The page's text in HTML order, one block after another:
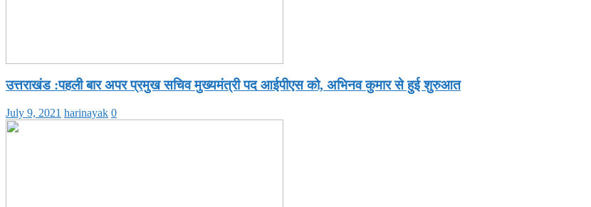
उत्तराखंड :पहली बार अपर प्रमुख सचिव मुख्यमंत्री पद आईपीएस को, अभिनव कुमार से हुई शुरुआत
July 9, 2021 harinayak 0